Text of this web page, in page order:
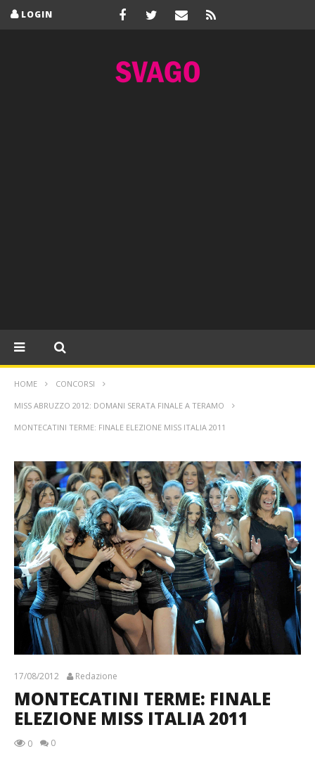
LOGIN
HOME CONCORSI
MISS ABRUZZO 2012: DOMANI SERATA FINALE A TERAMO
MONTECATINI TERME: FINALE ELEZIONE MISS ITALIA 2011
17/08/2012 Redazione
MONTECATINI TERME: FINALE
ELEZIONE MISS ITALIA 2011
0 0